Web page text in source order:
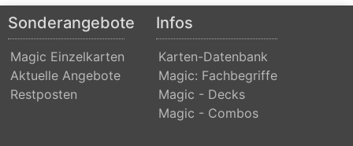
Duel
Decks:
Blessed
vs.
Cursed
Sonderangebote
Magic Einzelkarten
Aktuelle Angebote
Restposten
Infos
Karten-Datenbank
Magic: Fachbegriffe
Magic - Decks
Magic - Combos